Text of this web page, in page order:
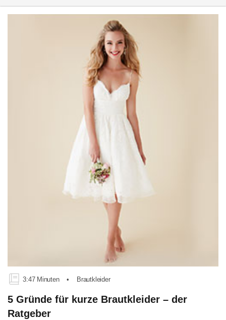
3:47 Minuten • Brautkleider
5 Gründe für kurze Brautkleider – der
Ratgeber